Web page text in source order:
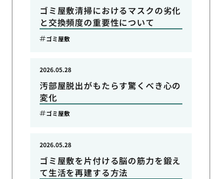
ゴミ屋敷清掃におけるマスクの劣化
と交換頻度の重要性について
ゴミ屋敷
汚部屋脱出がもたらす驚くべき心の
変化
2026.05.28
ゴミ屋敷
ゴミ屋敷を片付ける脳の筋力を鍛え
て生活を再建する方法
2026.05.28